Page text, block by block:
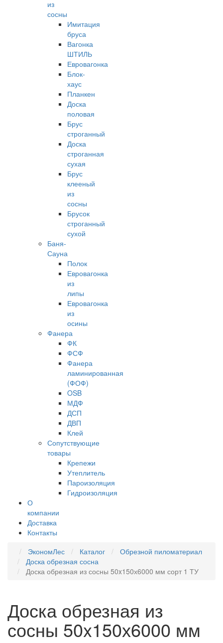
из
сосны
Имитация
бруса
Вагонка
ШТИЛЬ
Евровагонка
Блок-
хаус
Планкен
Доска
половая
Брус
строганный
Доска
строганная
сухая
Брус
клееный
из
сосны
Брусок
строганный
сухой
Баня-
Сауна
Полок
Евровагонка
из
липы
Евровагонка
из
осины
Фанера
ФК
ФСФ
Фанера
ламинированная
(ФОФ)
OSB
МДФ
ДСП
ДВП
Клей
Сопутствующие
товары
Крепежи
Утеплитель
Пароизоляция
Гидроизоляция
О
компании
Доставка
Контакты
ЭкономЛес Каталог
Обрезной пиломатериал
Доска обрезная сосна
Доска обрезная из сосны 50x150х6000 мм сорт 1 ТУ
Доска обрезная из
сосны 50x150х6000 мм